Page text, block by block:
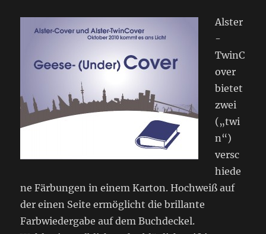
Alster
-
TwinC
over
bietet
zwei
(„twi
n“)
versc
hiede
ne Färbungen in einem Karton. Hochweiß auf
der einen Seite ermöglicht die brillante
Farbwiedergabe auf dem Buchdeckel.